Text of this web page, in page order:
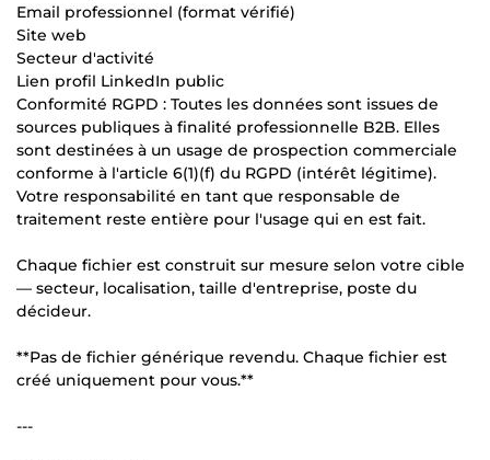
Email professionnel (format vérifié)
Site web
Secteur d'activité
Lien profil LinkedIn public
Conformité RGPD : Toutes les données sont issues de
sources publiques à finalité professionnelle B2B. Elles
sont destinées à un usage de prospection commerciale
conforme à l'article 6(1)(f) du RGPD (intérêt légitime).
Votre responsabilité en tant que responsable de
traitement reste entière pour l'usage qui en est fait.
Chaque fichier est construit sur mesure selon votre cible
— secteur, localisation, taille d'entreprise, poste du
décideur.
**Pas de fichier générique revendu. Chaque fichier est
créé uniquement pour vous.**
---